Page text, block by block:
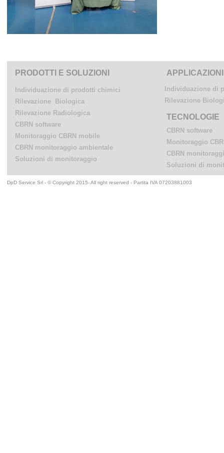
DpD Service Srl - © Copyright 2015- All right reserved - Partita IVA 07203881003
PRODOTTI E SOLUZIONI APPLICAZIONI
TECNOLOGIE
Individuazione di prodotti chimici
Rilevazione Biologica
Rilevazione Radiologica
CBRN software
Monitoraggio CBRN mobile
CBRN monitoraggio ambientale
Soluzioni di monitoraggio
Individuazione di
Rilevazione
CBRN software
Monitoraggio
CBRN
Soluzioni di